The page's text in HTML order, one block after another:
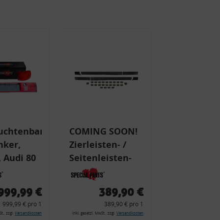
Audi 80
89,
+
€
999,99 € pro 1
zzgl. Versandkosten
COMING SOON!
Zierleisten- /
Seitenleisten-
Set, Audi 80
Cabrio, Coupe,
Zierleiste, 2x
389,90 €
389,90 € pro 1
inkl. gesetzl. MwSt., zzgl. Versandkosten